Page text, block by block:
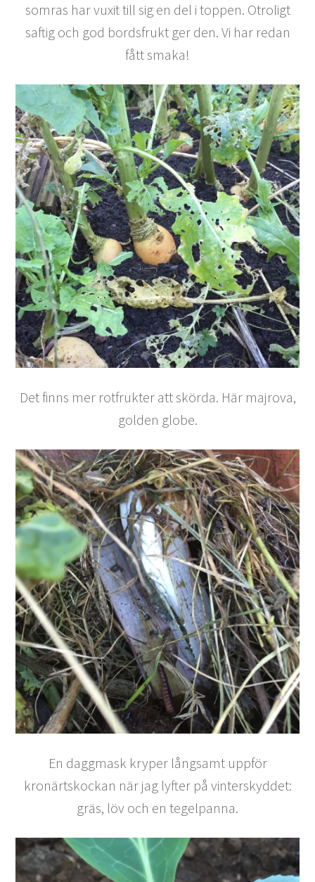
somras har vuxit till sig en del i toppen. Otroligt
saftig och god bordsfrukt ger den. Vi har redan
fått smaka!
Det finns mer rotfrukter att skörda. Här majrova,
golden globe.
En daggmask kryper långsamt uppför
kronärtskockan när jag lyfter på vinterskyddet:
gräs, löv och en tegelpanna.